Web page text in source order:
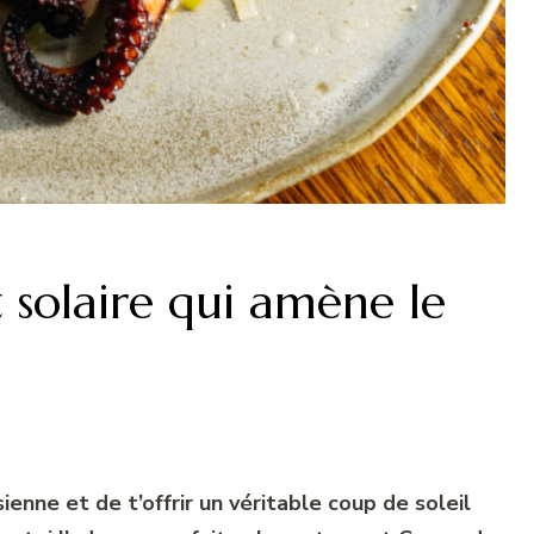
qui amène le
et de t’offrir un véritable coup de soleil